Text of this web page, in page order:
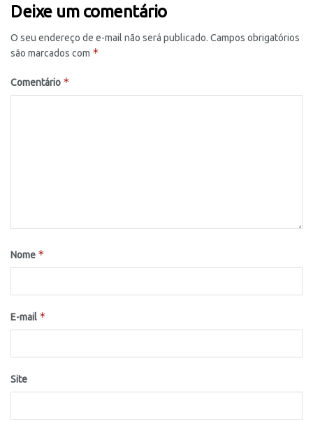
Deixe um comentário
O seu endereço de e-mail não será publicado. Campos obrigatórios
são marcados com *
Comentário *
Nome *
E-mail *
Site